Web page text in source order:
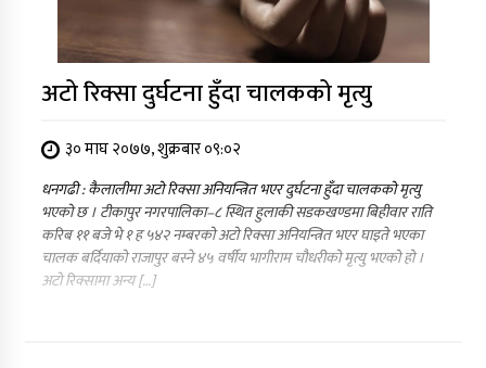
अटो रिक्सा दुर्घटना हुँदा चालकको मृत्यु
३० माघ २०७७, शुक्रबार ०९:०२
धनगढी : कैलालीमा अटो रिक्सा अनियन्त्रित भएर दुर्घटना हुँदा चालकको मृत्यु
भएको छ । टीकापुर नगरपालिका–८ स्थित हुलाकी सडकखण्डमा बिहीवार राति
करिब ११ बजे भे १ ह ५४२ नम्बरको अटो रिक्सा अनियन्त्रित भएर घाइते भएका
चालक बर्दियाको राजापुर बस्ने ४५ वर्षीय भागीराम चौधरीको मृत्यु भएको हो ।
अटो रिक्सामा अन्य […]